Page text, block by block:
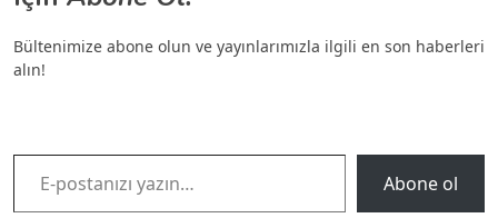
Bültenimize abone olun ve yayınlarımızla ilgili en son haberleri
alın!
E-postanızı yazın…
Abone ol